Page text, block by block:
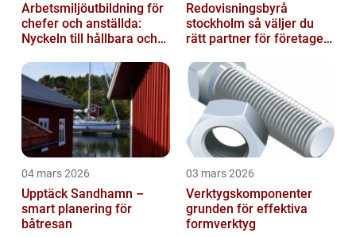
Arbetsmiljöutbildning för
chefer och anställda:
Nyckeln till hållbara och
Redovisningsbyrå
stockholm så väljer du
rätt partner för företagets
04 mars 2026
Upptäck Sandhamn –
smart planering för
båtresan
03 mars 2026
Verktygskomponenter
grunden för effektiva
formverktyg